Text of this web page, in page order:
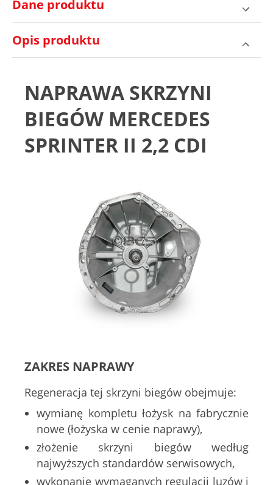
Dane produktu
Opis produktu
NAPRAWA SKRZYNI
BIEGÓW MERCEDES
SPRINTER II 2,2 CDI
ZAKRES NAPRAWY
Regeneracja tej skrzyni biegów obejmuje:
wymianę kompletu łożysk na fabrycznie
nowe (łożyska w cenie naprawy),
złożenie skrzyni biegów według
najwyższych standardów serwisowych,
wykonanie wymaganych regulacji luzów i